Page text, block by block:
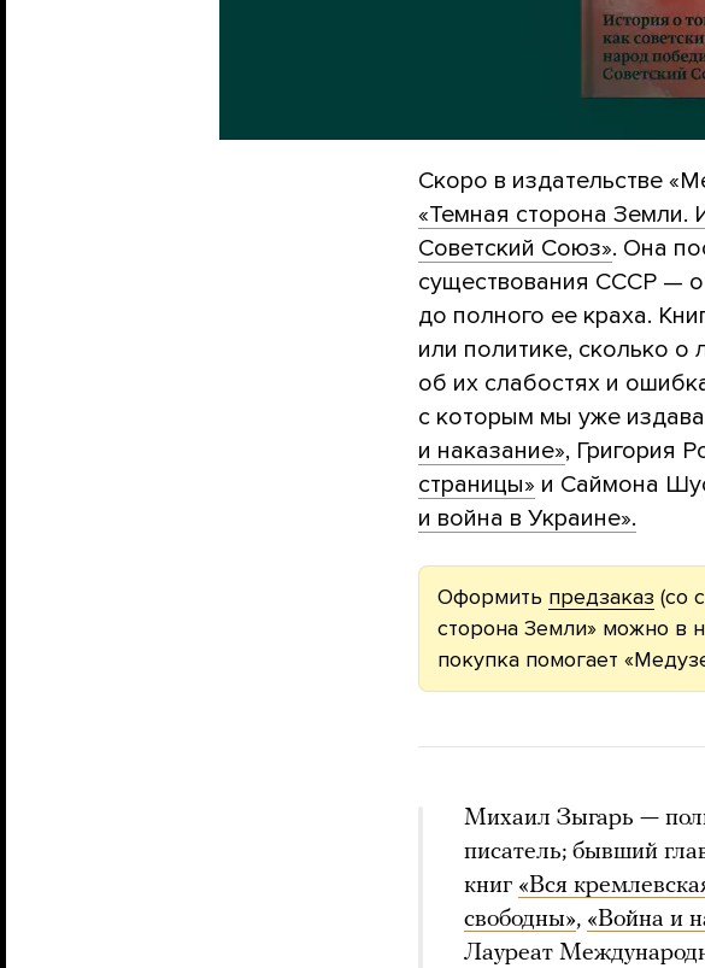
Скоро в издательстве
«Темная сторона Земли.
Советский Союз». Она
существования СССР —
до полного ее краха.
или политике, сколько о
об их слабостях и
с которым мы уже
и наказание», Григория
страницы» и Саймона
и война в Украине».
Оформить предзаказ (со
сторона Земли» можно в
покупка помогает
Михаил Зыгарь —
писатель; бывший
книг «Вся
свободны», «Война и
Лауреат